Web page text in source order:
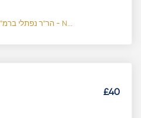
הר"ר נפתלי ברמ"א שלעזינגער - N...
£40